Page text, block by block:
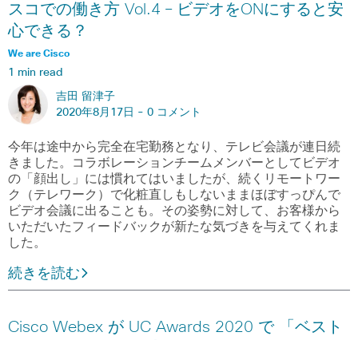
スコでの働き方 Vol.4 – ビデオをONにすると安
心できる？
We are Cisco
1 min read
吉田 留津子
2020年8月17日 - 0 コメント
今年は途中から完全在宅勤務となり、テレビ会議が連日続
きました。コラボレーションチームメンバーとしてビデオ
の「顔出し」には慣れてはいましたが、続くリモートワー
ク（テレワーク）で化粧直しもしないままほぼすっぴんで
ビデオ会議に出ることも。その姿勢に対して、お客様から
いただいたフィードバックが新たな気づきを与えてくれま
した。
続きを読む
Cisco Webex が UC Awards 2020 で 「ベスト